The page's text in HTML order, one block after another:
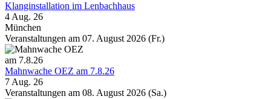
Klanginstallation im Lenbachhaus
4 Aug. 26
München
Veranstaltungen am 07. August 2026 (Fr.)
Mahnwache OEZ am 7.8.26
7 Aug. 26
Veranstaltungen am 08. August 2026 (Sa.)